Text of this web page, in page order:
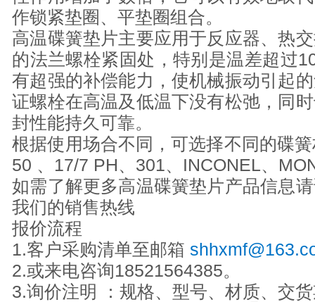
作锁紧垫圈、平垫圈组合。
高温碟簧垫片主要应用于反应器、热
的法兰螺栓紧固处，特别是温差超过
有超强的补偿能力，使机械振动引起
证螺栓在高温及低温下没有松弛，同
封性能持久可靠。
根据使用场合不同，可选择不同的碟
50 、17/7 PH、301、INCONEL、
如需了解更多高温碟簧垫片产品信息
我们的销售热线
报价流程
1.客户采购清单至邮箱
2.或来电咨询18521564385。
3.询价注明 ：规格、型号、材质、交